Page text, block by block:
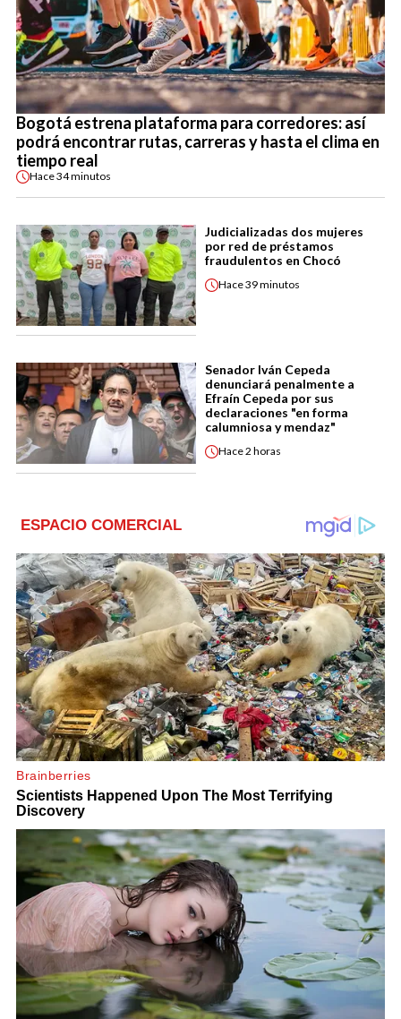
Bogotá estrena plataforma para corredores: así
podrá encontrar rutas, carreras y hasta el clima en
tiempo real
Hace34 minutos
Judicializadas dos mujeres
por red de préstamos
fraudulentos en Chocó
Hace39 minutos
Senador Iván Cepeda
denunciará penalmente a
Efraín Cepeda por sus
declaraciones "en forma
calumniosa y mendaz"
Hace2 horas